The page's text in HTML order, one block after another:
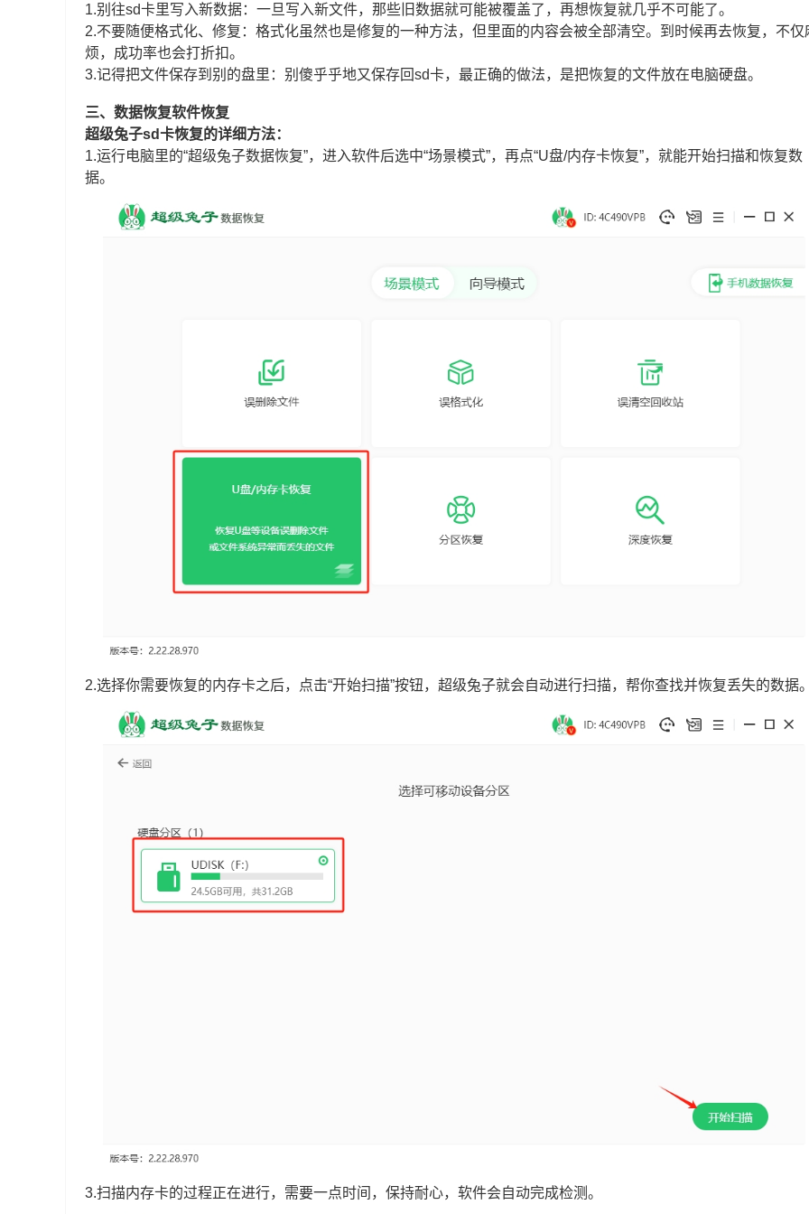
1.别往sd卡里写入新数据：一旦写入新文件，那些旧数据就可能被覆盖了，再想恢复就几乎不可能了。
2.不要随便格式化、修复：格式化虽然也是修复的一种方法，但里面的内容会被全部清空。到时候再去恢复，不仅
烦，成功率也会打折扣。
3.记得把文件保存到别的盘里：别傻乎乎地又保存回sd卡，最正确的做法，是把恢复的文件放在电脑硬盘。
三、数据恢复软件恢复
超级兔子sd卡恢复的详细方法：
1.运行电脑里的“超级兔子数据恢复”，进入软件后选中“场景模式”，再点“U盘/内存卡恢复”，就能开始扫描和恢复数
据。
2.选择你需要恢复的内存卡之后，点击“开始扫描”按钮，超级兔子就会自动进行扫描，帮你查找并恢复丢失的数据
3.扫描内存卡的过程正在进行，需要一点时间，保持耐心，软件会自动完成检测。